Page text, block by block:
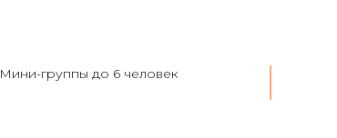
Мини-группы до 6 человек